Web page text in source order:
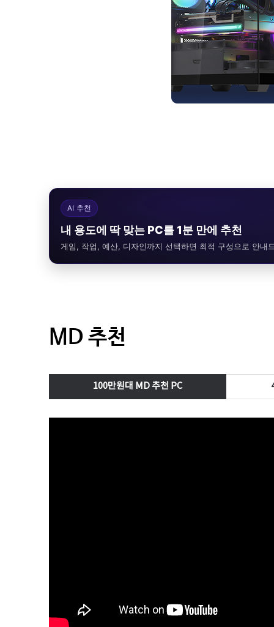
AI 추천
내 용도에 딱 맞는 PC를 1분 만에 추천
게임, 작업, 예산, 디자인까지 선택하면 최적 구성으로 안내
MD 추천
100만원대 MD 추천 PC